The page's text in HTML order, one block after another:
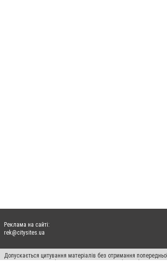
Реклама на сайті:
rek@citysites.ua
Допускається цитування матеріалів без отримання
пошукових систем гіперпосилання на цитовані статті не